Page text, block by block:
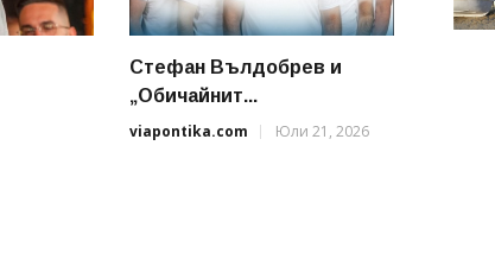
Стефан Вълдобрев и
„Обичайнит...
viapontika.com
Юли 21, 2026